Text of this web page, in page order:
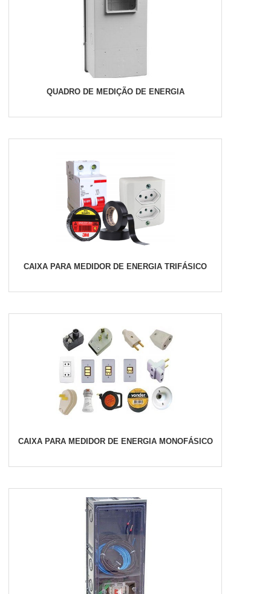
QUADRO DE MEDIÇÃO DE ENERGIA
CAIXA PARA MEDIDOR DE ENERGIA TRIFÁSICO
CAIXA PARA MEDIDOR DE ENERGIA MONOFÁSICO